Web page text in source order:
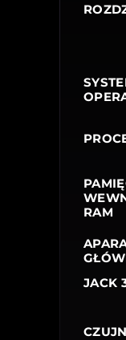
RAM
JACK